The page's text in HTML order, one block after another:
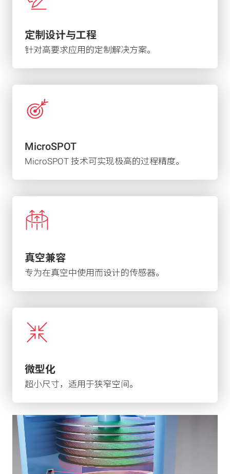
定制设计与工程
针对高要求应用的定制解决方案。
MicroSPOT
MicroSPOT 技术可实现极高的过程精度。
真空兼容
专为在真空中使用而设计的传感器。
微型化
超小尺寸，适用于狭窄空间。